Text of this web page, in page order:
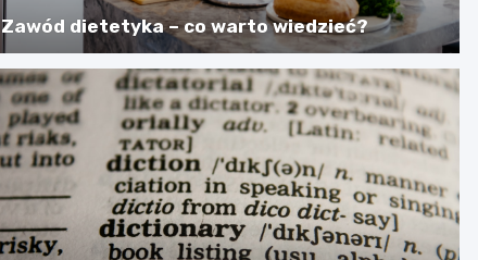
Zawód dietetyka – co warto wiedzieć?